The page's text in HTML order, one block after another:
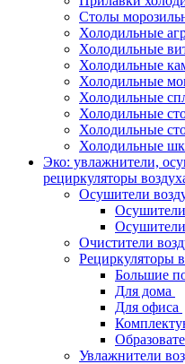
Столы
Холодильные
Холодильные
Холодильные
Холодильные
Холодильные
Холодильные
Холодильные
Холодильные
Эко: увлажнители,
рециркуляторы
Осушители
Осушители
Очистители
Рециркуляторы
Большие
Для дома
Для офиса
Увлажнители